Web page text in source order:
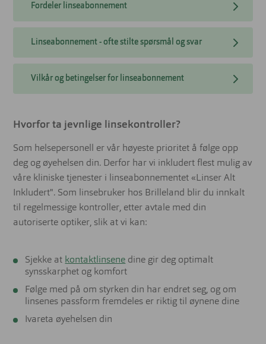
Fordeler linseabonnement
Linseabonnement - ofte stilte spørsmål og svar
Vilkår og betingelser for linseabonnement
Hvorfor ta jevnlige linsekontroller?
Som helsepersonell er vår høyeste prioritet å følge opp
deg og øyehelsen din. Derfor har vi inkludert flest mulig av
våre kliniske tjenester i linseabonnementet «Linser Alt
Inkludert". Som linsebruker hos Brilleland blir du innkalt
til regelmessige kontroller, etter avtale med din
autoriserte optiker, slik at vi kan:
Sjekke at kontaktlinsene dine gir deg optimalt
synsskarphet og komfort
Følge med på om styrken din har endret seg, og om
linsenes passform fremdeles er riktig til øynene dine
Ivareta øyehelsen din